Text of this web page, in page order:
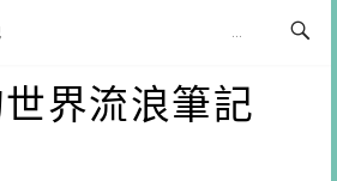
界流浪筆記